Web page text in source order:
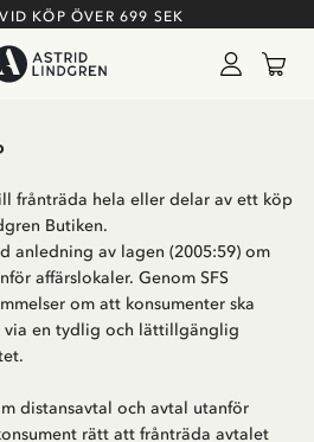
KÖP ÖVER 699 SEK
frånträda hela eller delar av ett köp
Butiken.
anledning av lagen (2005:59) om
affärslokaler. Genom SFS
om att konsumenter ska
via en tydlig och lättillgänglig
distansavtal och avtal utanför
rätt att frånträda avtalet